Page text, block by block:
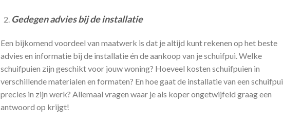
Gedegen advies bij de installatie
Een bijkomend voordeel van maatwerk is dat je altijd kunt rekenen op het beste
advies en informatie bij de installatie én de aankoop van je schuifpui. Welke
schuifpuien zijn geschikt voor jouw woning? Hoeveel kosten schuifpuien in
verschillende materialen en formaten? En hoe gaat de installatie van een schuifpui
precies in zijn werk? Allemaal vragen waar je als koper ongetwijfeld graag een
antwoord op krijgt!